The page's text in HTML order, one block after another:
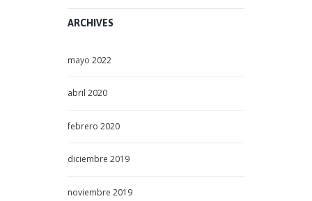
ARCHIVES
mayo 2022
abril 2020
febrero 2020
diciembre 2019
noviembre 2019